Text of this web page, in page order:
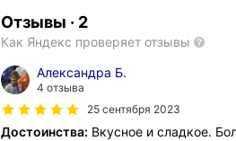
Отзывы · 2
Как Яндекс проверяет отзывы
Александра Б.
4 отзыва
25 сентября 2023
Достоинства: Вкусное и сладкое.